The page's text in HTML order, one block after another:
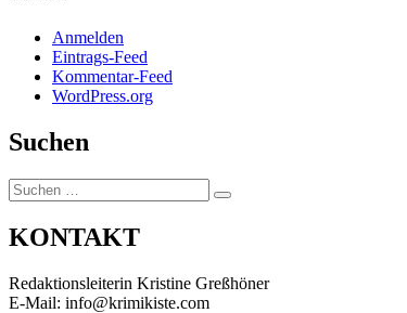
Anmelden
Eintrags-Feed
Kommentar-Feed
WordPress.org
Suchen
Suchen
nach:
Suchen
KONTAKT
Redaktionsleiterin Kristine Greßhöner
E-Mail: info@krimikiste.com